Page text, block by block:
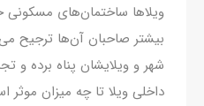
ویلاها ساختمان‌های
بیشتر صاحبان آن‌ها ترجیح
شهر و ویلایشان پناه برده و
داخلی ویلا تا چه میزان